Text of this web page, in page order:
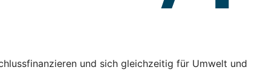
und sich gleichzeitig für Umwelt und